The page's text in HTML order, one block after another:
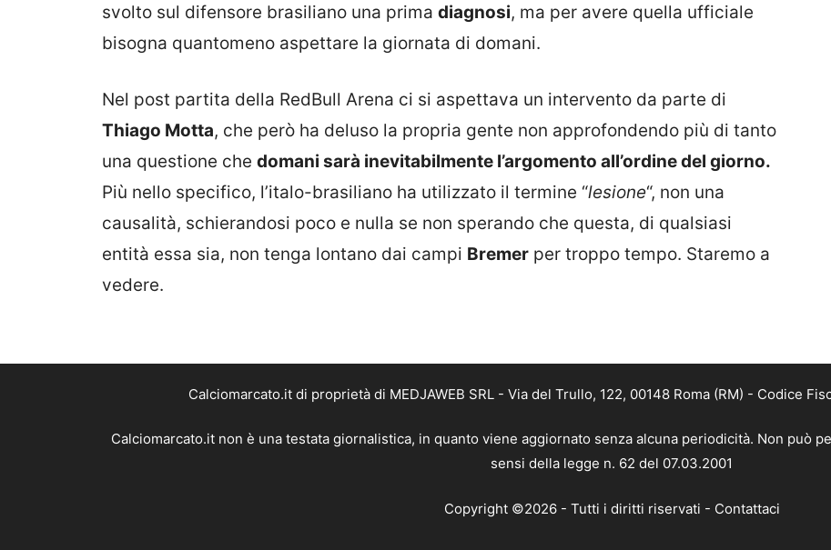
svolto sul difensore brasiliano una prima diagnosi, ma per avere quella ufficiale
bisogna quantomeno aspettare la giornata di domani.
Nel post partita della RedBull Arena ci si aspettava un intervento da parte di
Thiago Motta, che però ha deluso la propria gente non approfondendo più di tanto
una questione che domani sarà inevitabilmente l’argomento all’ordine del giorno.
Più nello specifico, l’italo-brasiliano ha utilizzato il termine “lesione“, non una
causalità, schierandosi poco e nulla se non sperando che questa, di qualsiasi
entità essa sia, non tenga lontano dai campi Bremer per troppo tempo. Staremo a
vedere.
Calciomarcato.it di proprietà di MEDJAWEB SRL - Via del Trullo, 122, 00148 Roma (RM) - Codice
Calciomarcato.it non è una testata giornalistica, in quanto viene aggiornato senza alcuna periodicità. Non può
sensi della legge n. 62 del 07.03.2001
Copyright ©2026 - Tutti i diritti riservati - Contattaci